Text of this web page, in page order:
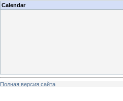
Calendar
Полная версия сайта